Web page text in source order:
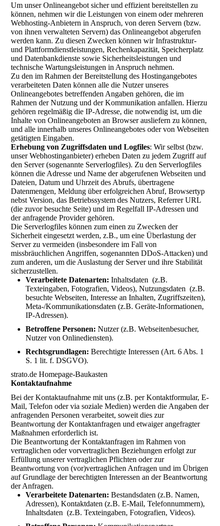
Um unser Onlineangebot sicher und effizient bereitstellen zu
können, nehmen wir die Leistungen von einem oder mehreren
Webhosting-Anbietern in Anspruch, von deren Servern (bzw.
von ihnen verwalteten Servern) das Onlineangebot abgerufen
werden kann. Zu diesen Zwecken können wir Infrastruktur-
und Plattformdienstleistungen, Rechenkapazität, Speicherplatz
und Datenbankdienste sowie Sicherheitsleistungen und
technische Wartungsleistungen in Anspruch nehmen.
Zu den im Rahmen der Bereitstellung des Hostingangebotes
verarbeiteten Daten können alle die Nutzer unseres
Onlineangebotes betreffenden Angaben gehören, die im
Rahmen der Nutzung und der Kommunikation anfallen. Hierzu
gehören regelmäßig die IP-Adresse, die notwendig ist, um die
Inhalte von Onlineangeboten an Browser ausliefern zu können,
und alle innerhalb unseres Onlineangebotes oder von Webseiten
getätigten Eingaben.
Erhebung von Zugriffsdaten und Logfiles: Wir selbst (bzw.
unser Webhostinganbieter) erheben Daten zu jedem Zugriff auf
den Server (sogenannte Serverlogfiles). Zu den Serverlogfiles
können die Adresse und Name der abgerufenen Webseiten und
Dateien, Datum und Uhrzeit des Abrufs, übertragene
Datenmengen, Meldung über erfolgreichen Abruf, Browsertyp
nebst Version, das Betriebssystem des Nutzers, Referrer URL
(die zuvor besuchte Seite) und im Regelfall IP-Adressen und
der anfragende Provider gehören.
Die Serverlogfiles können zum einen zu Zwecken der
Sicherheit eingesetzt werden, z.B., um eine Überlastung der
Server zu vermeiden (insbesondere im Fall von
missbräuchlichen Angriffen, sogenannten DDoS-Attacken) und
zum anderen, um die Auslastung der Server und ihre Stabilität
sicherzustellen.
Verarbeitete Datenarten: Inhaltsdaten (z.B.
Texteingaben, Fotografien, Videos), Nutzungsdaten (z.B.
besuchte Webseiten, Interesse an Inhalten, Zugriffszeiten),
Meta-/Kommunikationsdaten (z.B. Geräte-Informationen,
IP-Adressen).
Betroffene Personen: Nutzer (z.B. Webseitenbesucher,
Nutzer von Onlinediensten).
Rechtsgrundlagen: Berechtigte Interessen (Art. 6 Abs. 1
S. 1 lit. f. DSGVO).
strato.de Homepage-Baukasten
Kontaktaufnahme
Bei der Kontaktaufnahme mit uns (z.B. per Kontaktformular, E-
Mail, Telefon oder via soziale Medien) werden die Angaben der
anfragenden Personen verarbeitet, soweit dies zur
Beantwortung der Kontaktanfragen und etwaiger angefragter
Maßnahmen erforderlich ist.
Die Beantwortung der Kontaktanfragen im Rahmen von
vertraglichen oder vorvertraglichen Beziehungen erfolgt zur
Erfüllung unserer vertraglichen Pflichten oder zur
Beantwortung von (vor)vertraglichen Anfragen und im Übrigen
auf Grundlage der berechtigten Interessen an der Beantwortung
der Anfragen.
Verarbeitete Datenarten: Bestandsdaten (z.B. Namen,
Adressen), Kontaktdaten (z.B. E-Mail, Telefonnummern),
Inhaltsdaten (z.B. Texteingaben, Fotografien, Videos).